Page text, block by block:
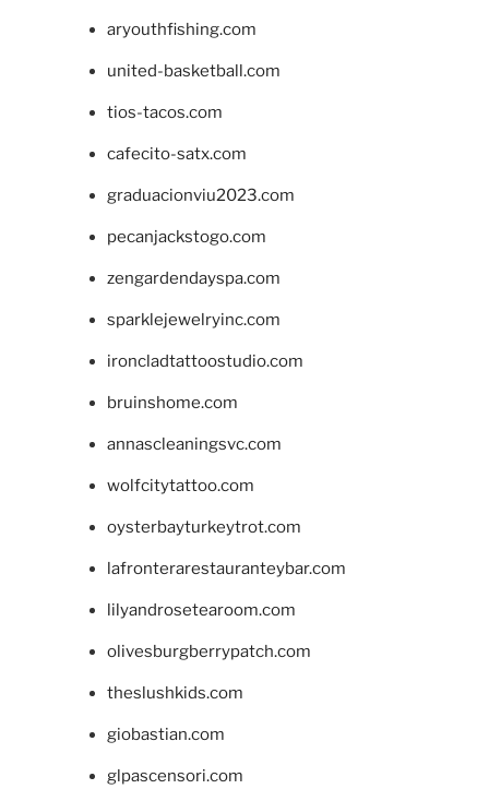
aryouthfishing.com
united-basketball.com
tios-tacos.com
cafecito-satx.com
graduacionviu2023.com
pecanjackstogo.com
zengardendayspa.com
sparklejewelryinc.com
ironcladtattoostudio.com
bruinshome.com
annascleaningsvc.com
wolfcitytattoo.com
oysterbayturkeytrot.com
lafronterarestauranteybar.com
lilyandrosetearoom.com
olivesburgberrypatch.com
theslushkids.com
giobastian.com
glpascensori.com